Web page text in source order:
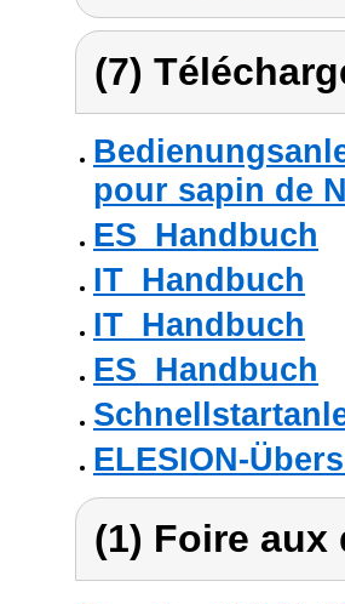
(7)
pour sapin de
ES_Handbuch
IT_Handbuch
IT_Handbuch
ES_Handbuch
ELESION-
(1) Foire